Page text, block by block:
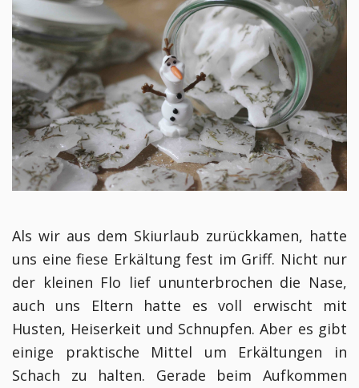
Als wir aus dem Skiurlaub zurückkamen, hatte
uns eine fiese Erkältung fest im Griff. Nicht nur
der kleinen Flo lief ununterbrochen die Nase,
auch uns Eltern hatte es voll erwischt mit
Husten, Heiserkeit und Schnupfen. Aber es gibt
einige praktische Mittel um Erkältungen in
Schach zu halten. Gerade beim Aufkommen